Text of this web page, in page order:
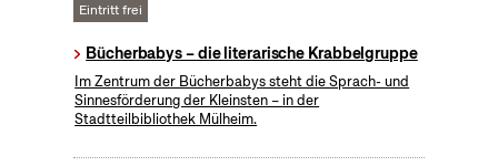
Eintritt frei
Bücherbabys – die literarische Krabbelgruppe
Im Zentrum der Bücherbabys steht die Sprach- und
Sinnesförderung der Kleinsten – in der
Stadtteilbibliothek Mülheim.